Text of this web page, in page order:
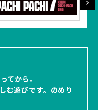
てから。
む遊びです。のめり